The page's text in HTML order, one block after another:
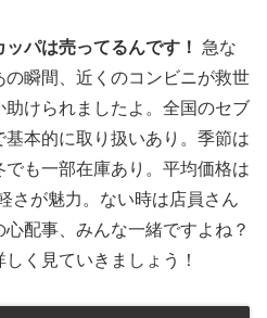
パは売ってるんです！
急な
瞬間、近くのコンビニが救世
けられましたよ。全国のセブ
本的に取り扱いあり。季節は
も一部在庫あり。平均価格は
さが魅力。ない時は店員さん
配事、みんな一緒ですよね？
く見ていきましょう！